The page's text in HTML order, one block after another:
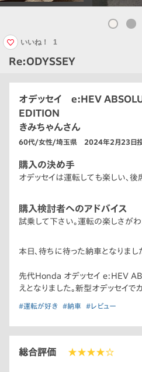
Re:ODYSSEY
いいね！ 1
オデッセイ e:HEV
EDITION
きみちゃんさん
60代/女性/埼玉県 2024年2月23日
購入の決め手
オデッセイは運転しても楽しい、後
購入検討者へのアドバイス
試乗して下さい。運転の楽しさがわ
本日、待ちに待った納車となりまし
先代Honda オデッセイ e:HEV
えとなりました。新型オデッセイで
#運転が好き #納車 #レビュー
総合評価 ★★★★☆